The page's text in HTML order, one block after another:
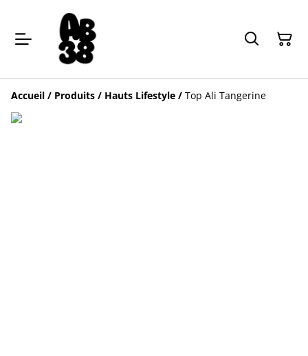
Accueil / Produits / Hauts Lifestyle / Top Ali Tangerine